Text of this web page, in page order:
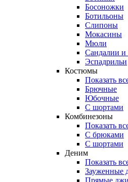
Босоножки
Ботильоны
Слипоны
Мокасины
Мюли
Сандалии
Эспадрильи
Костюмы
Показать
Брючные
Юбочные
С шортами
Комбинезоны
Показать
С брюками
С шортами
Деним
Показать
Зауженные
Прямые